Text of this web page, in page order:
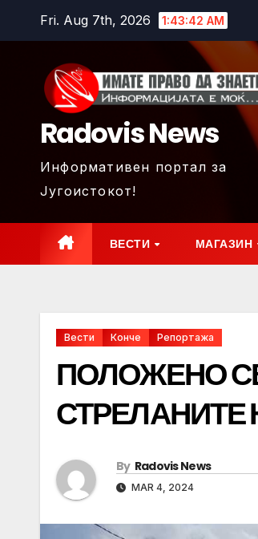
Fri. Aug 7th, 2026 1:43:44 AM
Radovis News
Информативен портал за
Југоистокот!
ВЕСТИ МАГАЗИН
Вести Конче Репортажа
ПОЛОЖЕНО
СТРЕЛАНИТЕ
By Radovis News
MAR 4, 2024